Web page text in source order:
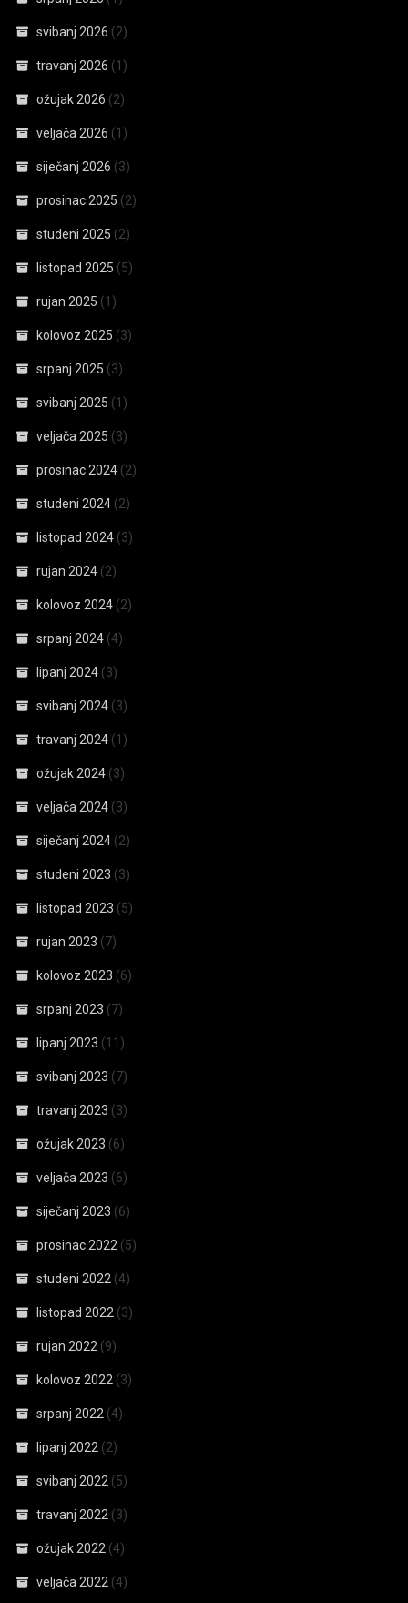
svibanj 2026 (2)
travanj 2026 (1)
ožujak 2026 (2)
veljača 2026 (1)
siječanj 2026 (3)
prosinac 2025 (2)
studeni 2025 (2)
listopad 2025 (5)
rujan 2025 (1)
kolovoz 2025 (3)
srpanj 2025 (3)
svibanj 2025 (1)
veljača 2025 (3)
prosinac 2024 (2)
studeni 2024 (2)
listopad 2024 (3)
rujan 2024 (2)
kolovoz 2024 (2)
srpanj 2024 (4)
lipanj 2024 (3)
svibanj 2024 (3)
travanj 2024 (1)
ožujak 2024 (3)
veljača 2024 (3)
siječanj 2024 (2)
studeni 2023 (3)
listopad 2023 (5)
rujan 2023 (7)
kolovoz 2023 (6)
srpanj 2023 (7)
lipanj 2023 (11)
svibanj 2023 (7)
travanj 2023 (3)
ožujak 2023 (6)
veljača 2023 (6)
siječanj 2023 (6)
prosinac 2022 (5)
studeni 2022 (4)
listopad 2022 (3)
rujan 2022 (9)
kolovoz 2022 (3)
srpanj 2022 (4)
lipanj 2022 (2)
svibanj 2022 (5)
travanj 2022 (3)
ožujak 2022 (4)
veljača 2022 (4)